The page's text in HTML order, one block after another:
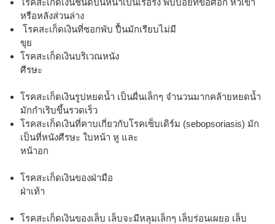
หรือหลังส่วนล่าง
โรคสะเก็ดเงินที่ซอกพับ ปื้นมักเรียบไม่มี
ขุย
โรคสะเก็ดเงินบริเวณหนัง
ศีรษะ
โรคสะเก็ดเงินรูปหยดน้ำ เป็นผื่นเล็กๆ จำนวนมากคล้ายหยดน้ำ
มักกำเริบขึ้นรวดเร็ว
โรคสะเก็ดเงินที่คาบเกี่ยวกับโรคเซ็บเดิร์ม (sebopsoriasis) มัก
เป็นที่หนังศีรษะ ใบหน้า หู และ
หน้าอก
โรคสะเก็ดเงินของฝ่ามือ
ฝ่าเท้า
โรคสะเก็ดเงินของเล็บ เล็บจะมีหลุมเล็กๆ เล็บร่อนเผยอ เล็บ